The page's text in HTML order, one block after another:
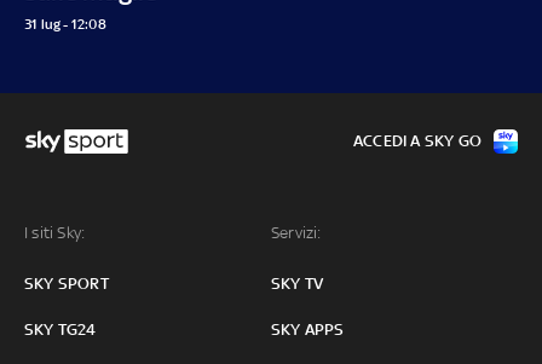
31 lug - 12:08
I siti Sky:
SKY SPORT
SKY TG24
Servizi:
SKY TV
SKY APPS
ACCEDI A SKY GO